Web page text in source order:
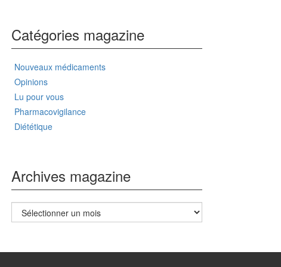
Catégories magazine
Nouveaux médicaments
Opinions
Lu pour vous
Pharmacovigilance
Diététique
Archives magazine
Archives
magazine